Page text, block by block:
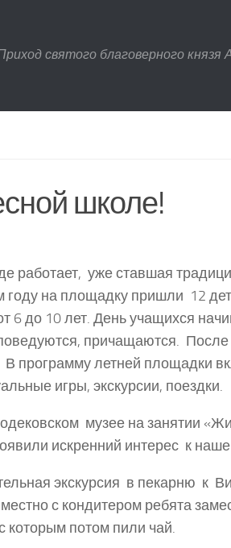
святого благоверного князя
школе!
работает, уже ставшая
на площадку пришли 12
6 до 10 лет. День учащихся
причащаются.
В программу летней площадки
игры, экскурсии, поездки.
музее на занятии
искренний интерес к
экскурсия в пекарню к
с кондитером ребята
которым потом пили чай.